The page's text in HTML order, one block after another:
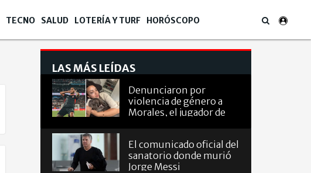
TECNO SALUD LOTERÍA Y TURF HORÓSCOPO
LAS MÁS LEÍDAS
Denunciaron por
violencia de género a
Morales, el jugador de
El comunicado oficial del
sanatorio donde murió
Jorge Messi